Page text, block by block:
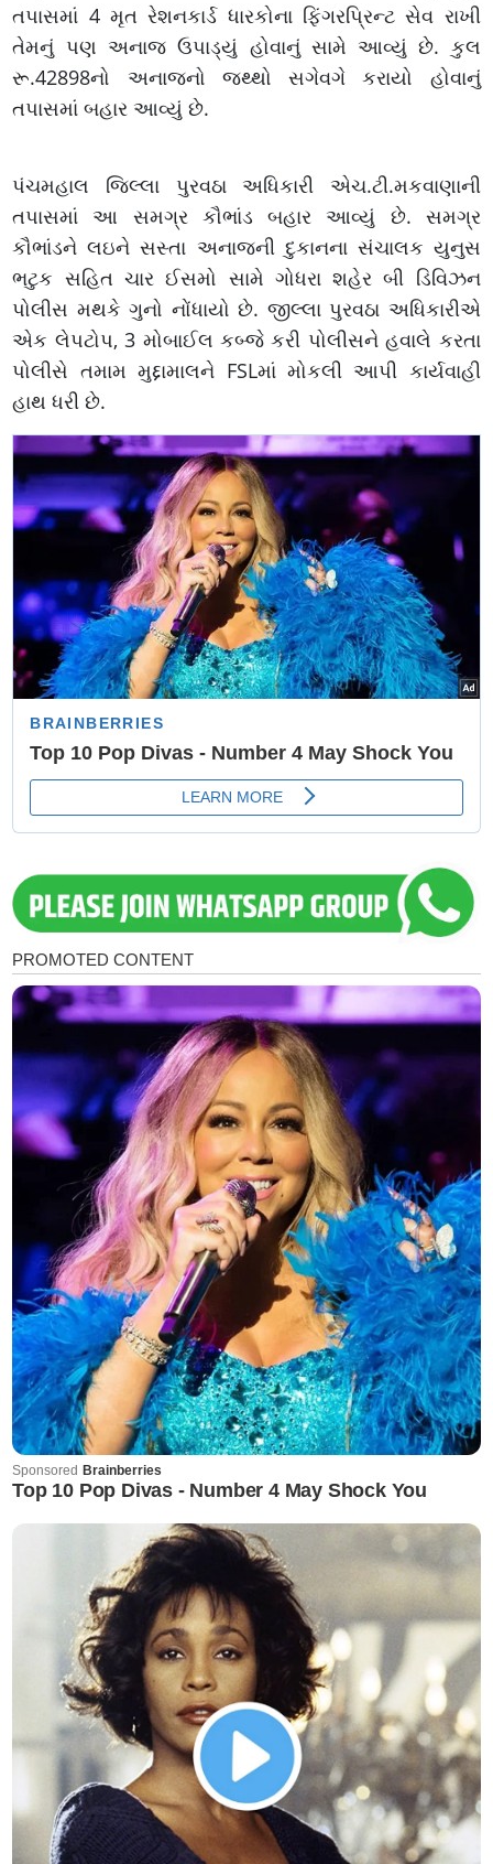
તપાસમાં 4 મૃત રેશનકાર્ડ ધારકોના ફિંગરપ્રિન્ટ સેવ રાખી
તેમનું પણ અનાજ ઉપાડ્યું હોવાનું સામે આવ્યું છે. કુલ
રૂ.42898નો અનાજનો જથ્થો સગેવગે કરાયો હોવાનું
તપાસમાં બહાર આવ્યું છે.
પંચમહાલ જિલ્લા પુરવઠા અધિકારી એચ.ટી.મકવાણાની
તપાસમાં આ સમગ્ર કૌભાંડ બહાર આવ્યું છે. સમગ્ર
કૌભાંડને લઇને સસ્તા અનાજની દુકાનના સંચાલક યુનુસ
ભટુક સહિત ચાર ઈસમો સામે ગોધરા શહેર બી ડિવિઝન
પોલીસ મથકે ગુનો નોંધાયો છે. જીલ્લા પુરવઠા અધિકારીએ
એક લેપટોપ, 3 મોબાઈલ કબ્જે કરી પોલીસને હવાલે કરતા
પોલીસે તમામ મુદ્દામાલને FSLમાં મોકલી આપી કાર્યવાહી
હાથ ધરી છે.